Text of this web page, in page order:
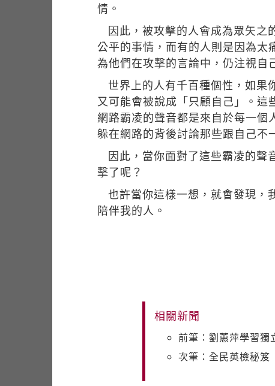
情。
因此，被攻擊的人會成為眾矢之
公平的事情，而有的人則是因為
為他們在攻擊的言論中，仍注視自
世界上的人有千百種個性，如果
又可能會被說成「只顧自己」。
網路霸凌的聲音都是來自於每一
躲在網路的背後討論那些跟自己不
因此，當你面對了這些霸凌的聲
擊了呢？
也許當你這樣一想，就會發現，
陪伴我的人。
相關新聞
前筆：劉蕙萍學習獨
次筆：全民英檢秘笈